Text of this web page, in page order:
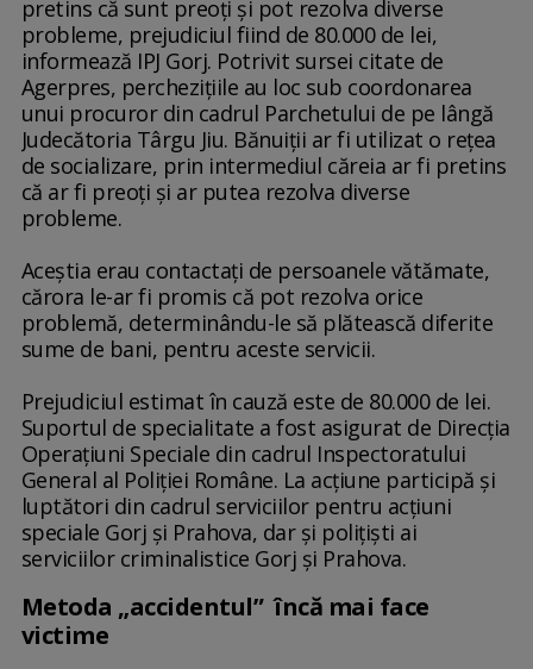
pretins că sunt preoţi şi pot rezolva diverse
probleme, prejudiciul fiind de 80.000 de lei,
informează IPJ Gorj. Potrivit sursei citate de
Agerpres, percheziţiile au loc sub coordonarea
unui procuror din cadrul Parchetului de pe lângă
Judecătoria Târgu Jiu. Bănuiţii ar fi utilizat o reţea
de socializare, prin intermediul căreia ar fi pretins
că ar fi preoţi şi ar putea rezolva diverse
probleme.
Aceştia erau contactaţi de persoanele vătămate,
cărora le-ar fi promis că pot rezolva orice
problemă, determinându-le să plătească diferite
sume de bani, pentru aceste servicii.
Prejudiciul estimat în cauză este de 80.000 de lei.
Suportul de specialitate a fost asigurat de Direcţia
Operaţiuni Speciale din cadrul Inspectoratului
General al Poliţiei Române. La acţiune participă şi
luptători din cadrul serviciilor pentru acţiuni
speciale Gorj şi Prahova, dar şi poliţişti ai
serviciilor criminalistice Gorj şi Prahova.
Metoda „accidentul” încă mai face
victime